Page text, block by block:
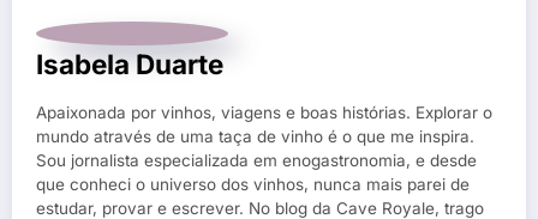
Isabela Duarte
Apaixonada por vinhos, viagens e boas histórias. Explorar o
mundo através de uma taça de vinho é o que me inspira.
Sou jornalista especializada em enogastronomia, e desde
que conheci o universo dos vinhos, nunca mais parei de
estudar, provar e escrever. No blog da Cave Royale, trago